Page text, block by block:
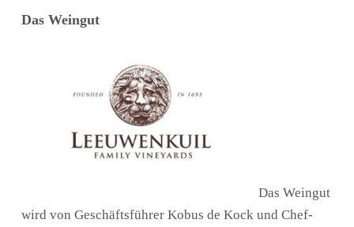
Das Weingut
Das Weingut
wird von Geschäftsführer Kobus de Kock und Chef-